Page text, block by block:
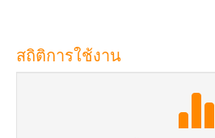
สถิติการใช้งาน